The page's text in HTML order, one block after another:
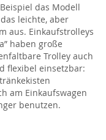
das Modell
leichte, aber
aus. Einkaufstrolleys
haben große
Trolley auch
flexibel einsetzbar:
am Einkaufswagen
benutzen.